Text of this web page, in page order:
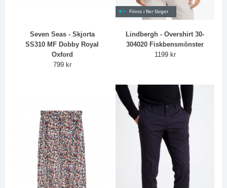
Seven Seas - Skjorta
SS310 MF Dobby Royal
Oxford
799 kr
Finns i fler färger
Lindbergh - Overshirt 30-
304020 Fiskbensmönster
1199 kr